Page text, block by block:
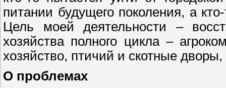
питании будущего поколения, а
Цель моей деятельности –
хозяйства полного цикла –
хозяйство, птичий и скотные
О проблемах